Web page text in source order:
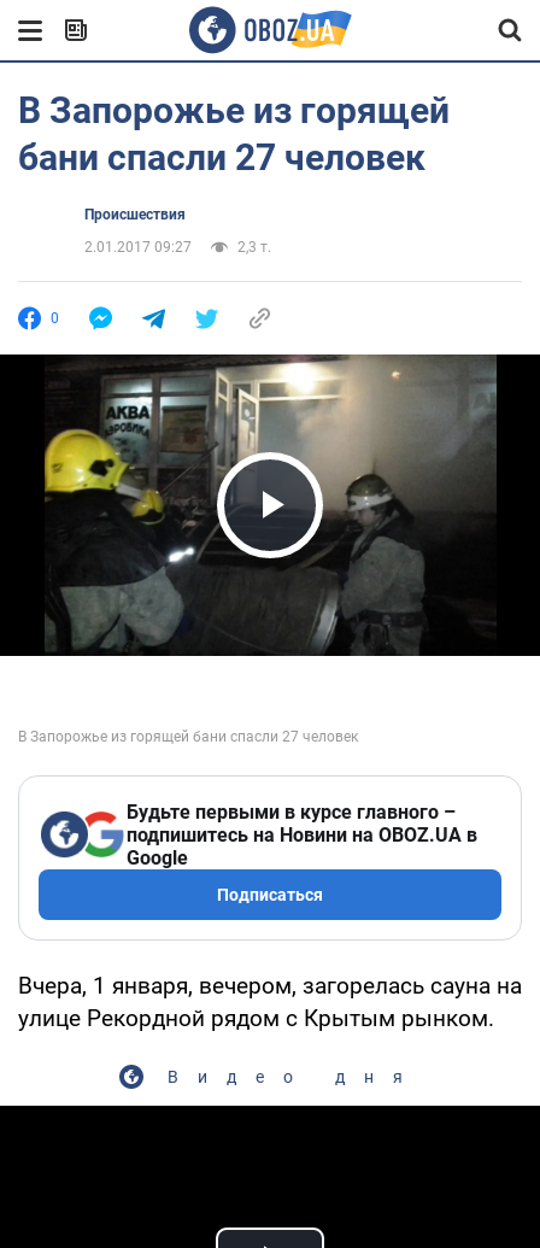
В Запорожье из горящей
бани спасли 27 человек
Происшествия
2.01.2017 09:27
2,3 т.
0
Play Video
Будьте первыми в курсе главного –
подпишитесь на Новини на OBOZ.UA в
Google
Подписаться
Вчера, 1 января, вечером, загорелась сауна на
улице Рекордной рядом с Крытым рынком.
Видео дня